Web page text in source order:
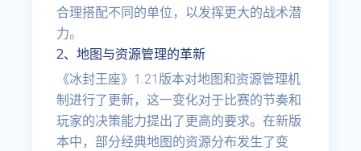
合理搭配不同的单位，以发挥更大的战术潜
力。
2、地图与资源管理的革新
《冰封王座》1.21版本对地图和资源管理机
制进行了更新，这一变化对于比赛的节奏和
玩家的决策能力提出了更高的要求。在新版
本中，部分经典地图的资源分布发生了变